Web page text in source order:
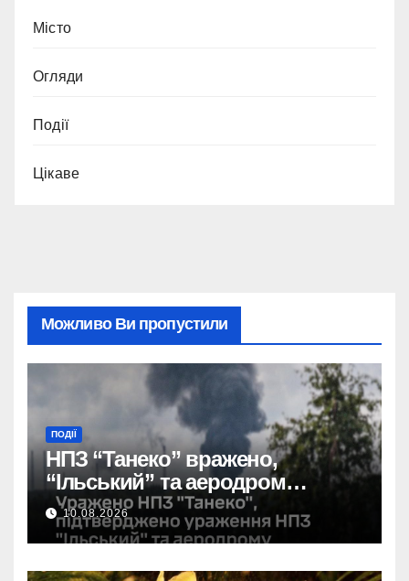
Місто
Огляди
Події
Цікаве
Можливо Ви пропустили
ПОДІЇ
НПЗ “Танеко” вражено,
“Ільський” та аеродром
пошкоджено: сили оборони
завдали удару.
10.08.2026